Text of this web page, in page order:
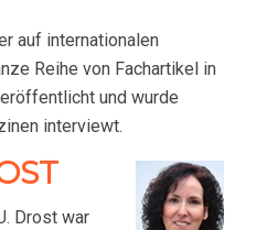
auf internationalen
Reihe von Fachartikel in
und wurde
interviewt.
Drost war